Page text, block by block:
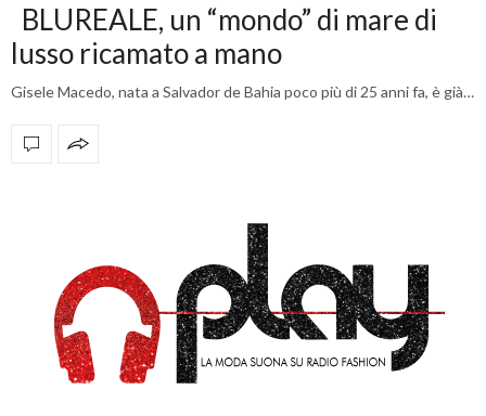
BLUREALE, un “mondo” di mare di
lusso ricamato a mano
Gisele Macedo, nata a Salvador de Bahia poco più di 25 anni fa, è già…